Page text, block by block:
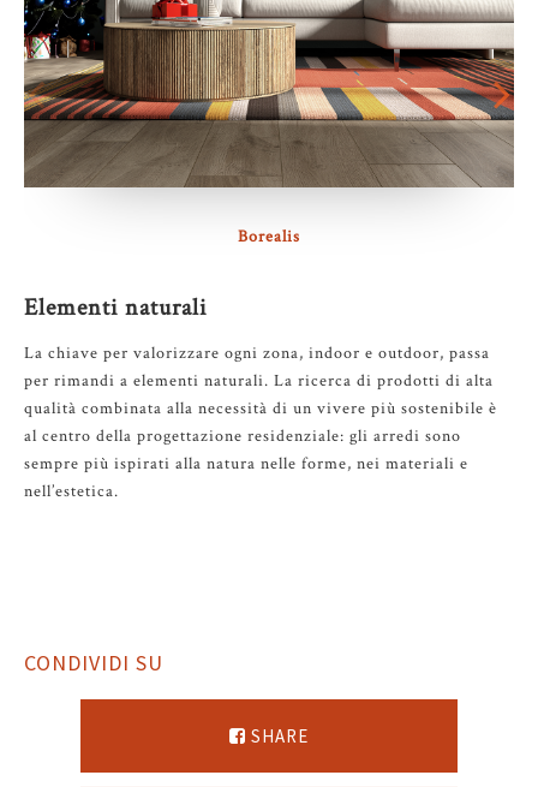
Borealis
Elementi naturali
La chiave per valorizzare ogni zona, indoor e outdoor, passa
per rimandi a elementi naturali. La ricerca di prodotti di alta
qualità combinata alla necessità di un vivere più sostenibile è
al centro della progettazione residenziale: gli arredi sono
sempre più ispirati alla natura nelle forme, nei materiali e
nell’estetica.
CONDIVIDI SU
SHARE